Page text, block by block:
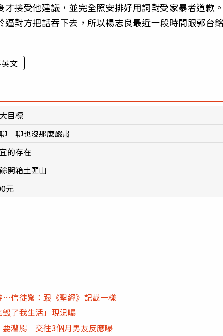
接受他建議，並完全照安排好用詞對受家暴者道歉
對方把話吞下去，所以楊志良最近一段時間跟郭台
文
目標
一聊也沒那麼嚴肅
的存在
開箱土匪山
元
信徒驚：跟《聖經》記載一樣
了我生活」現況曝
要灌腸 交往3個月男友反應曝